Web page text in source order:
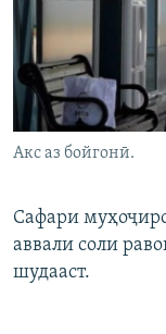
Акс аз бойгонӣ.
Сафари
аввали соли
шудааст.